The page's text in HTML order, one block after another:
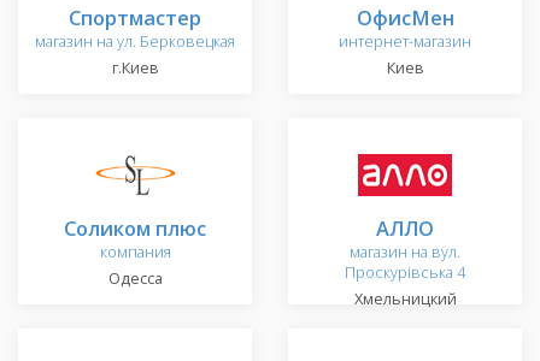
Спортмастер
магазин на ул. Берковецкая
г.Киев
ОфисМен
интернет-магазин
Киев
Соликом плюс
компания
Одесса
АЛЛО
магазин на вул.
Проскурівська 4
Хмельницкий